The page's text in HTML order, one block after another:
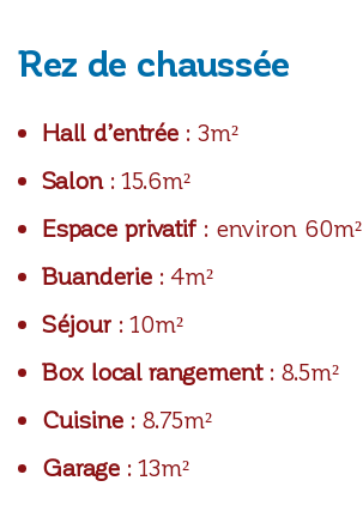
Rez de chaussée
Hall d’entrée : 3m²
Salon : 15.6m²
Espace privatif : environ 60m²
Buanderie : 4m²
Séjour : 10m²
Box local rangement: 8.5m²
Cuisine : 8.75m²
Garage : 13m²